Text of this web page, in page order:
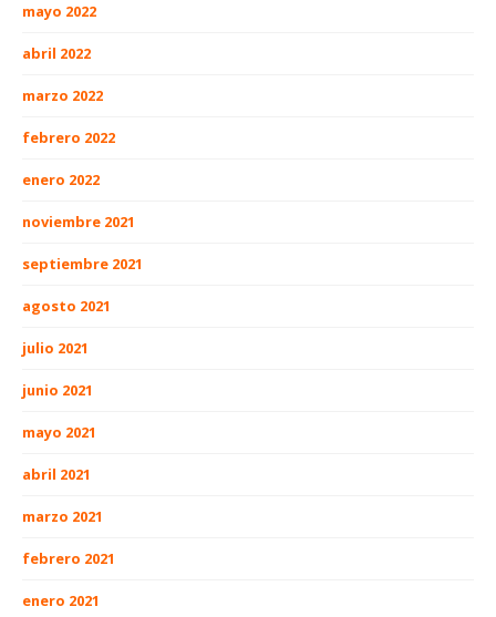
mayo 2022
abril 2022
marzo 2022
febrero 2022
enero 2022
noviembre 2021
septiembre 2021
agosto 2021
julio 2021
junio 2021
mayo 2021
abril 2021
marzo 2021
febrero 2021
enero 2021